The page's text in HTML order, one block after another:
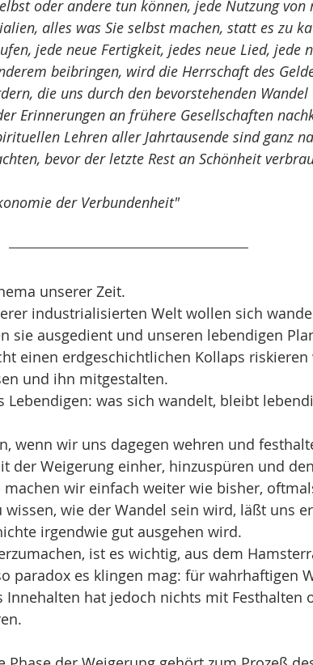
oder andere tun können, jede Nutzung von
alles was Sie selbst machen, statt es zu
jede neue Fertigkeit, jedes neue Lied, jede
beibringen, wird die Herrschaft des
die uns durch den bevorstehenden
Erinnerungen an frühere Gesellschaften
Lehren aller Jahrtausende sind ganz
bevor der letzte Rest an Schönheit
der Verbundenheit"
unserer Zeit.
industrialisierten Welt wollen sich
sie ausgedient und unseren lebendigen
einen erdgeschichtlichen Kollaps
und ihn mitgestalten.
Lebendigen: was sich wandelt, bleibt
wenn wir uns dagegen wehren und
der Weigerung einher, hinzuspüren und
wir einfach weiter wie bisher,
wissen, wie der Wandel sein wird, läßt uns
irgendwie gut ausgehen wird.
ist es wichtig, aus dem
paradox es klingen mag: für wahrhaftigen
Innehalten hat jedoch nichts mit Festhalten